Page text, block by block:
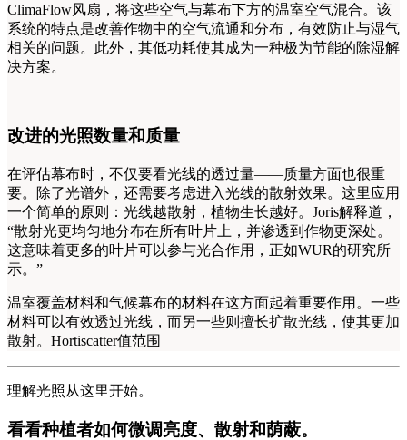
ClimaFlow风扇，将这些空气与幕布下方的温室空气混合。该
系统的特点是改善作物中的空气流通和分布，有效防止与湿气
相关的问题。此外，其低功耗使其成为一种极为节能的除湿解
决方案。
改进的光照数量和质量
在评估幕布时，不仅要看光线的透过量——质量方面也很重
要。除了光谱外，还需要考虑进入光线的散射效果。这里应用
一个简单的原则：光线越散射，植物生长越好。Joris解释道，
“散射光更均匀地分布在所有叶片上，并渗透到作物更深处。
这意味着更多的叶片可以参与光合作用，正如WUR的研究所
示。”
温室覆盖材料和气候幕布的材料在这方面起着重要作用。一些
材料可以有效透过光线，而另一些则擅长扩散光线，使其更加
散射。Hortiscatter值范围
理解光照从这里开始。
看看种植者如何微调亮度、散射和荫蔽。